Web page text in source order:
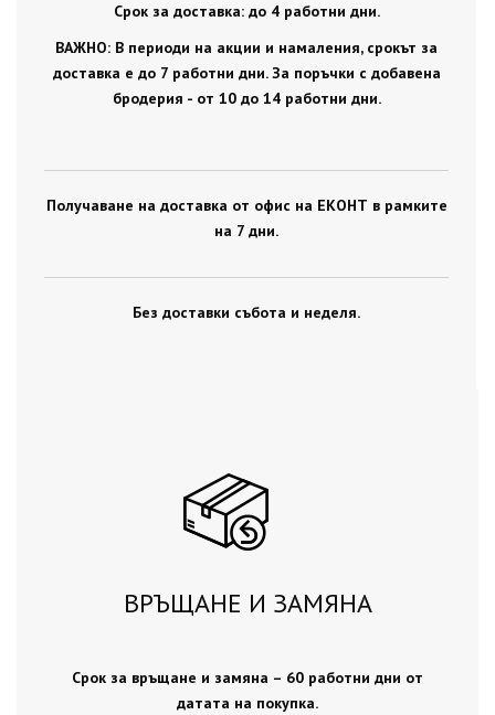
Срок за доставка: до 4 работни дни.
ВАЖНО: В периоди на акции и намаления, срокът за
доставка е до 7 работни дни. За поръчки с добавена
бродерия - от 10 до 14 работни дни.
Получаване на доставка от офис на ЕКОНТ в рамките
на 7 дни.
Без доставки събота и неделя.
ВРЪЩАНЕ И ЗАМЯНА
Срок за връщане и замяна – 60 работни дни от
датата на покупка.